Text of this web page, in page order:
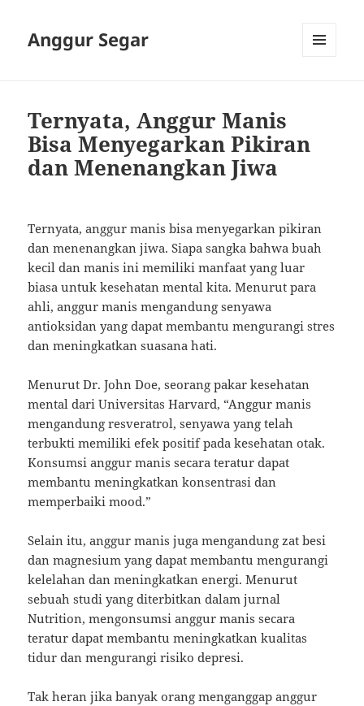
Anggur Segar
Ternyata, Anggur Manis
Bisa Menyegarkan Pikiran
dan Menenangkan Jiwa
Ternyata, anggur manis bisa menyegarkan pikiran
dan menenangkan jiwa. Siapa sangka bahwa buah
kecil dan manis ini memiliki manfaat yang luar
biasa untuk kesehatan mental kita. Menurut para
ahli, anggur manis mengandung senyawa
antioksidan yang dapat membantu mengurangi stres
dan meningkatkan suasana hati.
Menurut Dr. John Doe, seorang pakar kesehatan
mental dari Universitas Harvard, “Anggur manis
mengandung resveratrol, senyawa yang telah
terbukti memiliki efek positif pada kesehatan otak.
Konsumsi anggur manis secara teratur dapat
membantu meningkatkan konsentrasi dan
memperbaiki mood.”
Selain itu, anggur manis juga mengandung zat besi
dan magnesium yang dapat membantu mengurangi
kelelahan dan meningkatkan energi. Menurut
sebuah studi yang diterbitkan dalam jurnal
Nutrition, mengonsumsi anggur manis secara
teratur dapat membantu meningkatkan kualitas
tidur dan mengurangi risiko depresi.
Tak heran jika banyak orang menganggap anggur